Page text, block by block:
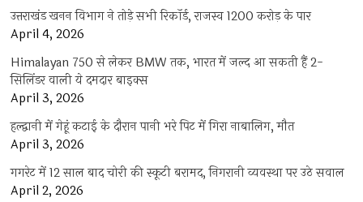
उत्तराखंड खनन विभाग ने तोड़े सभी रिकॉर्ड, राजस्व 1200 करोड़ के पार
April 4, 2026
Himalayan 750 से लेकर BMW तक, भारत में जल्द आ सकती हैं 2-
सिलिंडर वाली ये दमदार बाइक्स
April 3, 2026
हल्द्वानी में गेहूं कटाई के दौरान पानी भरे पिट में गिरा नाबालिग, मौत
April 3, 2026
गगरेट में 12 साल बाद चोरी की स्कूटी बरामद, निगरानी व्यवस्था पर उठे सवाल
April 2, 2026